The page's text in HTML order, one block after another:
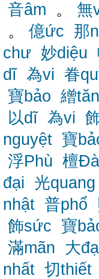
音âm 。 無
。 億ức 那
chư 妙diệu
dĩ 為vi 眷
寶bảo 繒
以dĩ 為vi
nguyệt 寶
浮Phù 檀
đại 光quang
nhật 普phổ
飾sức 寶
滿mãn 大
nhất 切thiết